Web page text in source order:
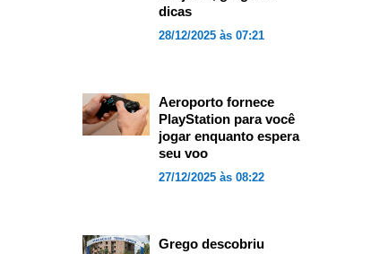
dicas
28/12/2025 às 07:21
Aeroporto fornece
PlayStation para você
jogar enquanto espera
seu voo
27/12/2025 às 08:22
Grego descobriu